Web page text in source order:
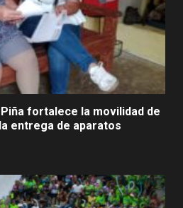
fortalece la movilidad de
entrega de aparatos